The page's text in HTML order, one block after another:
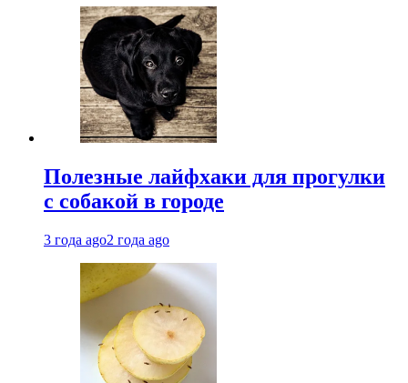
Полезные лайфхаки для прогулки
с собакой в городе
3 года ago2 года ago